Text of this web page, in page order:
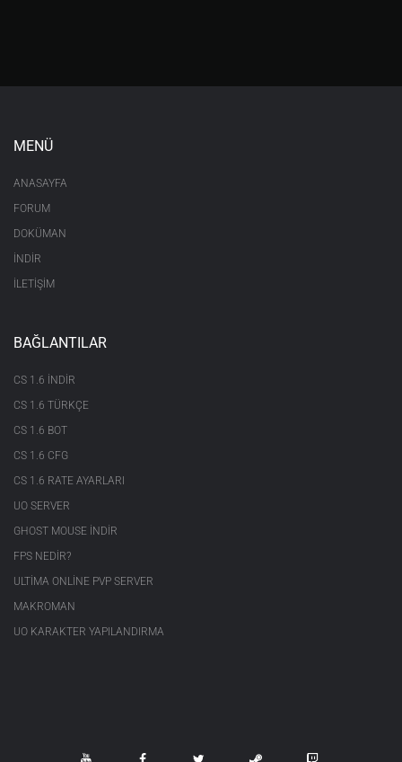
MENÜ
ANASAYFA
FORUM
DOKÜMAN
İNDİR
İLETİŞİM
BAĞLANTILAR
CS 1.6 INDIR
CS 1.6 TÜRKÇE
CS 1.6 BOT
CS 1.6 CFG
CS 1.6 RATE AYARLARI
UO SERVER
GHOST MOUSE INDIR
FPS NEDIR?
ULTIMA ONLINE PVP SERVER
MAKROMAN
UO KARAKTER YAPILANDIRMA